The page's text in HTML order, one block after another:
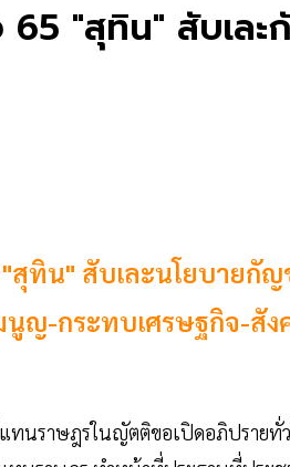
65 "สุทิน" สับเล
"สุทิน" สับเละนโยบายกั
นูญ-กระทบเศรษฐกิจ-สั
นราษฎรในญัตติขอเปิดอภิปรายทั่